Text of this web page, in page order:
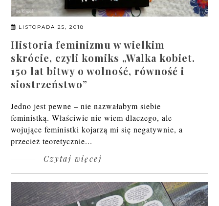
LISTOPADA 25, 2018
Historia feminizmu w wielkim
skrócie, czyli komiks „Walka kobiet.
150 lat bitwy o wolność, równość i
siostrzeństwo”
Jedno jest pewne – nie nazwałabym siebie
feministką. Właściwie nie wiem dlaczego, ale
wojujące feministki kojarzą mi się negatywnie, a
przecież teoretycznie...
Czytaj więcej